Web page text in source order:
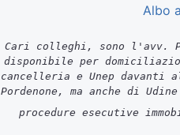
Albo
Cari colleghi, sono l'avv.
disponibile per
cancelleria e Unep davanti
Pordenone, ma anche di
procedure esecutive